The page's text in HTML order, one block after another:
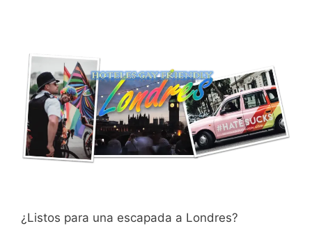
¿Listos para una escapada a Londres?